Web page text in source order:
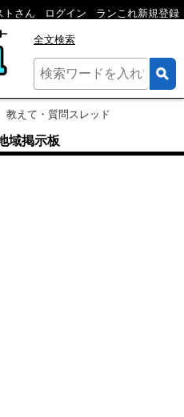
トさん ログイン ランこれ新規登録
全文検索
教えて・質問スレッド
域掲示板